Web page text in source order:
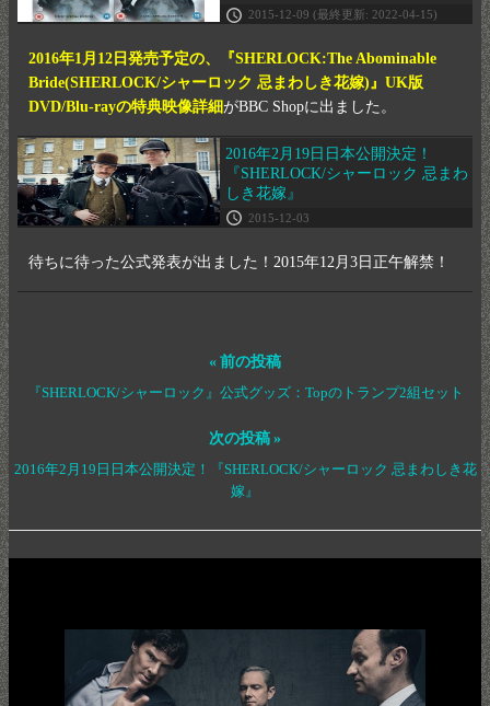
2015-12-09 (最終更新: 2022-04-15)
2016年1月12日発売予定の、『SHERLOCK:The Abominable
Bride(SHERLOCK/シャーロック 忌まわしき花嫁)』UK版
DVD/Blu-rayの特典映像詳細がBBC Shopに出ました。
2016年2月19日日本公開決定！
『SHERLOCK/シャーロック 忌まわ
しき花嫁』
2015-12-03
待ちに待った公式発表が出ました！2015年12月3日正午解禁！
« 前の投稿
『SHERLOCK/シャーロック』公式グッズ：Topのトランプ2組セット
次の投稿 »
2016年2月19日日本公開決定！『SHERLOCK/シャーロック 忌まわしき花
嫁』